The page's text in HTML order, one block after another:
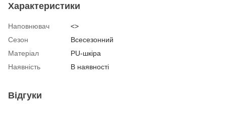
Характеристики
Наповнювач
<>
Сезон
Всесезонний
Матеріал
PU-шкіра
Наявність
В наявності
Відгуки